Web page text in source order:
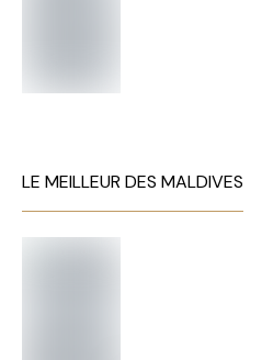
LE MEILLEUR DES MALDIVES